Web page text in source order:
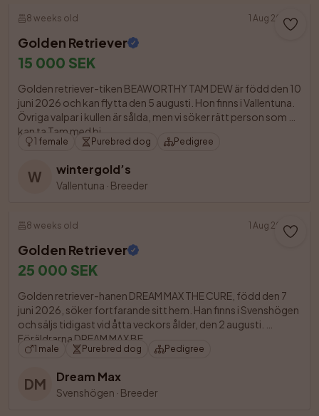
8 weeks old 1 Aug 2026
Golden Retriever
15 000 SEK
Golden retriever-tiken BEAWORTHY TAM DEW är född den 10
juni 2026 och kan flytta den 5 augusti. Hon finns i Vallentuna.
Övriga valpar i kullen är sålda, men vi söker rätt person som
kan ta Tam med bi
1 female Purebred dog Pedigree
W wintergold’s
Vallentuna · Breeder
8 weeks old 1 Aug 2026
Golden Retriever
25 000 SEK
Golden retriever-hanen DREAM MAX THE CURE, född den 7
juni 2026, söker fortfarande sitt hem. Han finns i Svenshögen
och säljs tidigast vid åtta veckors ålder, den 2 augusti.
Föräldrarna DREAM MAX BE
1 male Purebred dog Pedigree
DM Dream Max
Svenshögen · Breeder